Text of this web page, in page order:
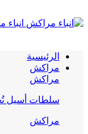
الرئيسية
مراكش
مراكش
سلطات أسيل
مراكش